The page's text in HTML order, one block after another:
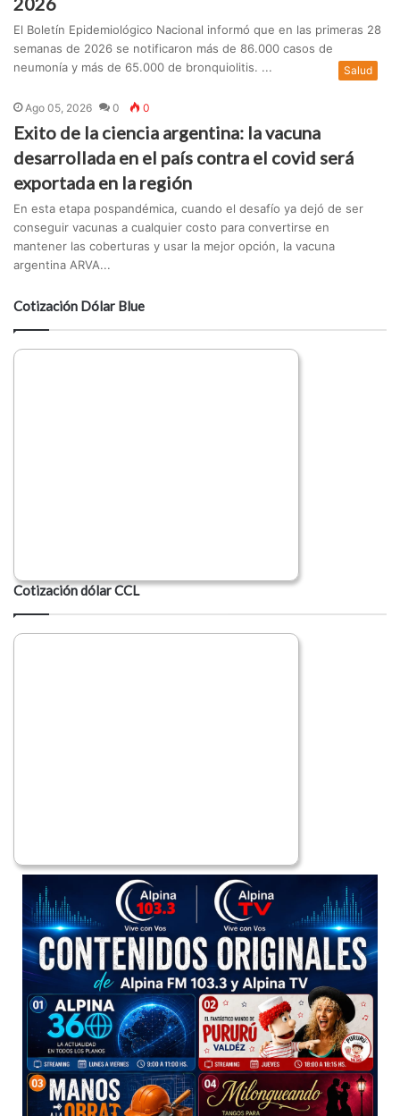
El Boletín Epidemiológico Nacional informó que en las primeras 28
semanas de 2026 se notificaron más de 86.000 casos de
neumonía y más de 65.000 de bronquiolitis. ...
Salud
Ago 05, 2026 0 0
Exito de la ciencia argentina: la vacuna
desarrollada en el país contra el covid será
exportada en la región
En esta etapa pospandémica, cuando el desafío ya dejó de ser
conseguir vacunas a cualquier costo para convertirse en
mantener las coberturas y usar la mejor opción, la vacuna
argentina ARVA...
Cotización Dólar Blue
Cotización dólar CCL